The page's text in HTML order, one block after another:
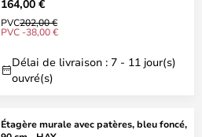
164,00 €
PVC202,00 €
PVC -38,00 €
Délai de livraison : 7 - 11 jour(s)
ouvré(s)
Étagère murale avec patères, bleu foncé,